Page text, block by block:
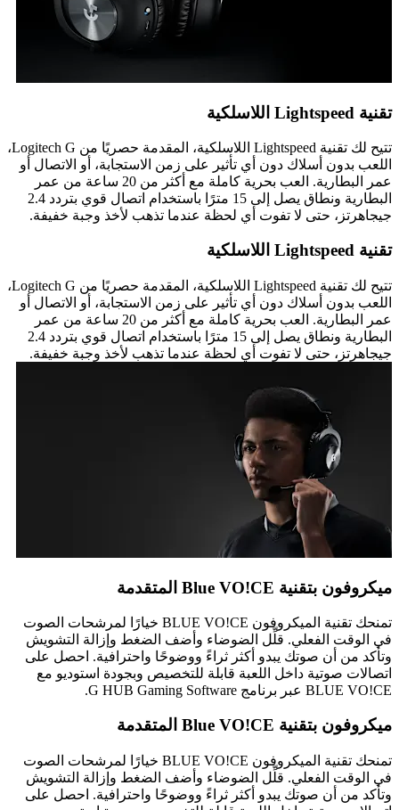
تقنية Lightspeed اللاسلكية
تتيح لك تقنية Lightspeed اللاسلكية، المقدمة حصريًا من Logitech G،
اللعب بدون أسلاك دون أي تأثير على زمن الاستجابة، أو الاتصال أو
عمر البطارية. العب بحرية كاملة مع أكثر من 20 ساعة من عمر
البطارية ونطاق يصل إلى 15 مترًا باستخدام اتصال قوي بتردد 2.4
جيجاهرتز، حتى لا تفوت أي لحظة عندما تذهب لأخذ وجبة خفيفة.
تقنية Lightspeed اللاسلكية
تتيح لك تقنية Lightspeed اللاسلكية، المقدمة حصريًا من Logitech G،
اللعب بدون أسلاك دون أي تأثير على زمن الاستجابة، أو الاتصال أو
عمر البطارية. العب بحرية كاملة مع أكثر من 20 ساعة من عمر
البطارية ونطاق يصل إلى 15 مترًا باستخدام اتصال قوي بتردد 2.4
جيجاهرتز، حتى لا تفوت أي لحظة عندما تذهب لأخذ وجبة خفيفة.
ميكروفون بتقنية Blue VO!CE المتقدمة
تمنحك تقنية الميكروفون BLUE VO!CE خيارًا لمرشحات الصوت
في الوقت الفعلي. قلِّل الضوضاء وأضف الضغط وإزالة التشويش
وتأكد من أن صوتك يبدو أكثر ثراءً ووضوحًا واحترافية. احصل على
اتصالات صوتية داخل اللعبة قابلة للتخصيص وبجودة استوديو مع
BLUE VO!CE عبر برنامج G HUB Gaming Software.
ميكروفون بتقنية Blue VO!CE المتقدمة
تمنحك تقنية الميكروفون BLUE VO!CE خيارًا لمرشحات الصوت
في الوقت الفعلي. قلِّل الضوضاء وأضف الضغط وإزالة التشويش
وتأكد من أن صوتك يبدو أكثر ثراءً ووضوحًا واحترافية. احصل على